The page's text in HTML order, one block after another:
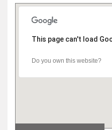
This page can't load
Do you own this website?